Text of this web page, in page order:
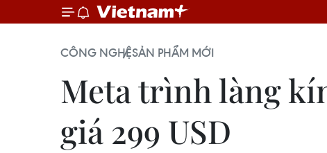
CÔNG NGHỆSẢN PHẨM MỚI
Meta trình làng
giá 299 USD